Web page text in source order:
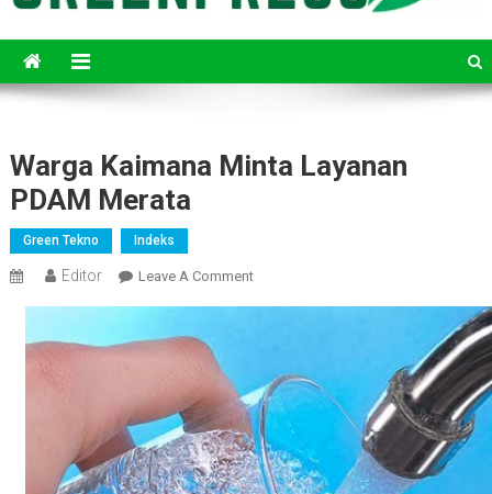
Warga Kaimana Minta Layanan
PDAM Merata
Green Tekno Indeks
Editor Leave A CommentOn
Layanan
PDAM
Merata